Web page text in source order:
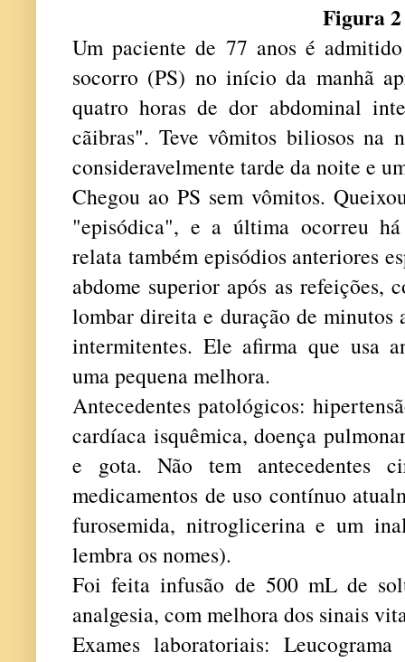
Figura 2
Um paciente de 77 anos é
socorro (PS) no início da manhã
quatro horas de dor abdominal
cãibras". Teve vômitos biliosos na
consideravelmente tarde da noite e
Chegou ao PS sem vômitos.
"episódica", e a última ocorreu
relata também episódios anteriores
abdome superior após as refeições,
lombar direita e duração de minutos
intermitentes. Ele afirma que usa
uma pequena melhora.
Antecedentes patológicos:
cardíaca isquêmica, doença
e gota. Não tem antecedentes
medicamentos de uso contínuo
furosemida, nitroglicerina e um
lembra os nomes).
Foi feita infusão de 500 mL de
analgesia, com melhora dos sinais
Exames laboratoriais: